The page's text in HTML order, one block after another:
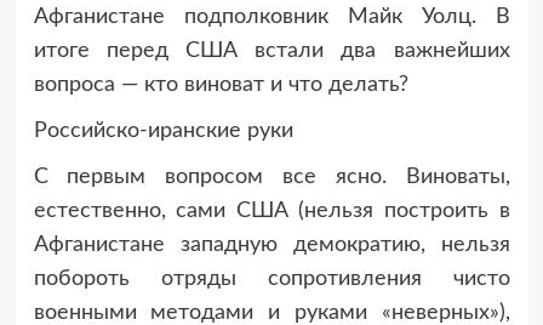
Афганистане подполковник Майк Уолц. В
итоге перед США встали два важнейших
вопроса — кто виноват и что делать?
Российско-иранские руки
С первым вопросом все ясно. Виноваты,
естественно, сами США (нельзя построить в
Афганистане западную демократию, нельзя
побороть отряды сопротивления чисто
военными методами и руками «неверных»),